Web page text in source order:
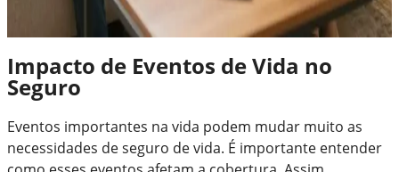
Impacto de Eventos de Vida no
Seguro
Eventos importantes na vida podem mudar muito as
necessidades de seguro de vida. É importante entender